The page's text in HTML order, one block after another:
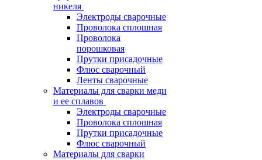
никеля
Электроды сварочные
Проволока сплошная
Проволока
порошковая
Прутки присадочные
Флюс сварочный
Ленты сварочные
Материалы для сварки меди
и ее сплавов
Электроды сварочные
Проволока сплошная
Прутки присадочные
Флюс сварочный
Материалы для сварки